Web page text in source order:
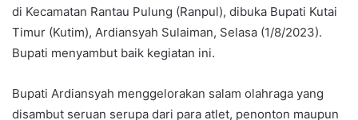
di Kecamatan Rantau Pulung (Ranpul), dibuka Bupati Kutai
Timur (Kutim), Ardiansyah Sulaiman, Selasa (1/8/2023).
Bupati menyambut baik kegiatan ini.
Bupati Ardiansyah menggelorakan salam olahraga yang
disambut seruan serupa dari para atlet, penonton maupun